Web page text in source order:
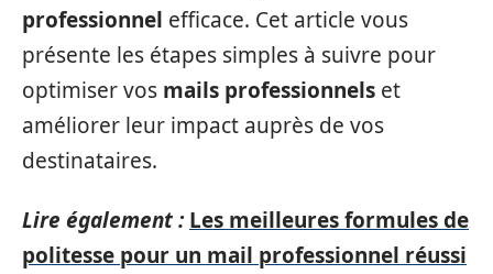
professionnel efficace. Cet article vous
présente les étapes simples à suivre pour
optimiser vos mails professionnels et
améliorer leur impact auprès de vos
destinataires.
Lire également : Les meilleures formules de
politesse pour un mail professionnel réussi